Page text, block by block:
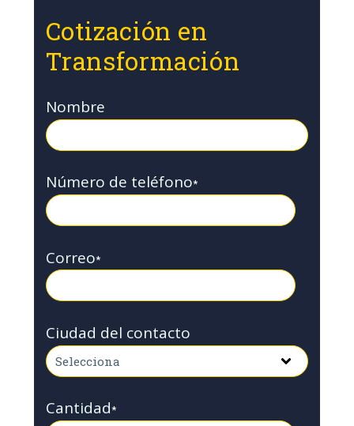
Cotización en
Transformación
Nombre
Número de teléfono*
Correo*
Ciudad del contacto
Cantidad*